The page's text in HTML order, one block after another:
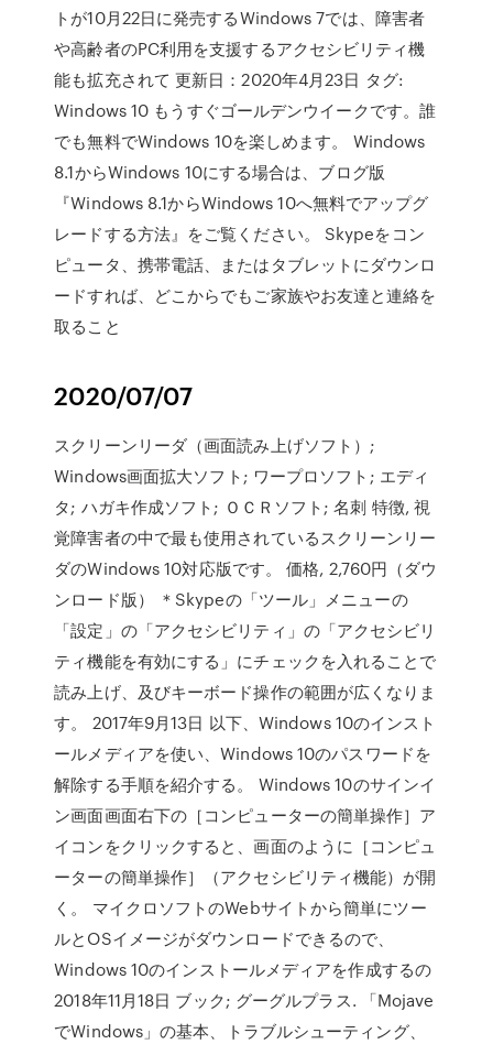
トが10月22日に発売するWindows 7では、障害者
や高齢者のPC利用を支援するアクセシビリティ機
能も拡充されて 更新日：2020年4月23日 タグ:
Windows 10 もうすぐゴールデンウイークです。誰
でも無料でWindows 10を楽しめます。 Windows
8.1からWindows 10にする場合は、ブログ版
『Windows 8.1からWindows 10へ無料でアップグ
レードする方法』をご覧ください。 Skypeをコン
ピュータ、携帯電話、またはタブレットにダウンロ
ードすれば、どこからでもご家族やお友達と連絡を
取ること
2020/07/07
スクリーンリーダ（画面読み上げソフト）;
Windows画面拡大ソフト; ワープロソフト; エディ
タ; ハガキ作成ソフト; ＯＣＲソフト; 名刺 特徴, 視
覚障害者の中で最も使用されているスクリーンリー
ダのWindows 10対応版です。 価格, 2,760円（ダウ
ンロード版） ＊Skypeの「ツール」メニューの
「設定」の「アクセシビリティ」の「アクセシビリ
ティ機能を有効にする」にチェックを入れることで
読み上げ、及びキーボード操作の範囲が広くなりま
す。 2017年9月13日 以下、Windows 10のインスト
ールメディアを使い、Windows 10のパスワードを
解除する手順を紹介する。 Windows 10のサインイ
ン画面画面右下の［コンピューターの簡単操作］ア
イコンをクリックすると、画面のように［コンピュ
ーターの簡単操作］（アクセシビリティ機能）が開
く。 マイクロソフトのWebサイトから簡単にツー
ルとOSイメージがダウンロードできるので、
Windows 10のインストールメディアを作成するの
2018年11月18日 ブック; グーグルプラス. 「Mojave
でWindows」の基本、トラブルシューティング、